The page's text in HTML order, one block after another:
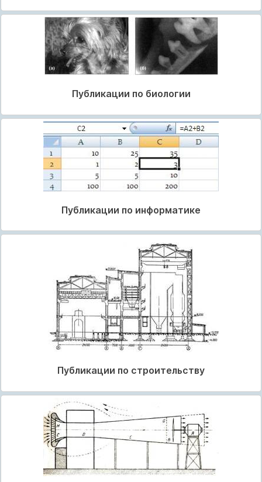
Публикации по биологии
Публикации по информатике
Публикации по строительству